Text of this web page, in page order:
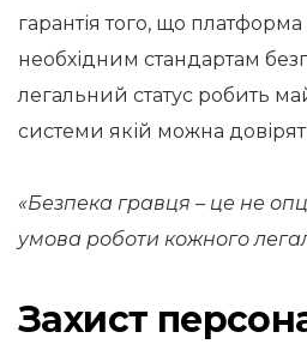
гарантія того, що платформа
необхідним стандартам
легальний статус робить
системи якій можна
«Безпека гравця – це не
умова роботи кожного
Захист